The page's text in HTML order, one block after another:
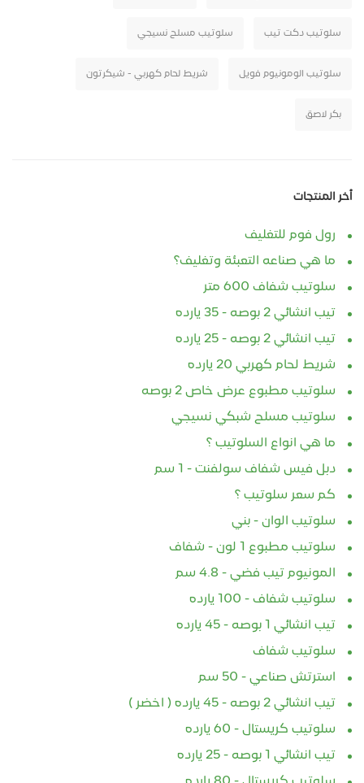
سلوتيب دكت تيب سلوتيب مسلح نسيجي
سلوتيب الومونيوم فويل شريط لحام كهربي - شيكرتون
بكر لاصق
أخر المنتجات
رول فوم للتغليف
ما هي صناعه التعبئة وتغليف؟
سلوتيب شفاف 600 متر
تيب انشائي 2 بوصه - 35 يارده
تيب انشائي 2 بوصه - 25 يارده
شريط لحام كهربي 20 يارده
سلوتيب مطبوع عرض خاص 2 بوصه
سلوتيب مسلح شبكي نسيجي
ما هي انواع السلوتيب ؟
دبل فيس شفاف سولفنت - 1 سم
كم سعر سلوتيب ؟
سلوتيب الوان - بني
سلوتيب مطبوع 1 لون - شفاف
المونيوم تيب فضي - 4.8 سم
سلوتيب شفاف - 100 يارده
تيب انشائي 1 بوصه - 45 يارده
سلوتيب شفاف
استرتش صناعي - 50 سم
تيب انشائي 2 بوصه - 45 يارده ( اخضر )
سلوتيب كريستال - 60 يارده
تيب انشائي 1 بوصه - 25 يارده